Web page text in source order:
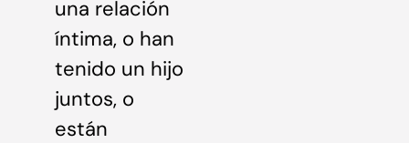
una relación
íntima, o han
tenido un hijo
juntos, o
están